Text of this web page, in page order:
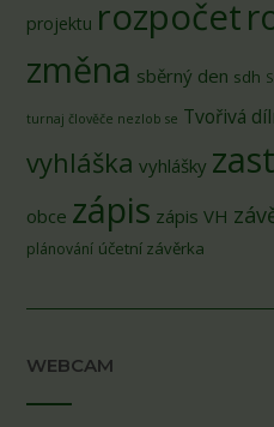
projektu rozpočet
změna sběrný den sdh
turnaj člověče nezlob se Tvořivá
vyhláška vyhlášky
obce zápis zápis VH
plánování účetní závěrka
WEBCAM